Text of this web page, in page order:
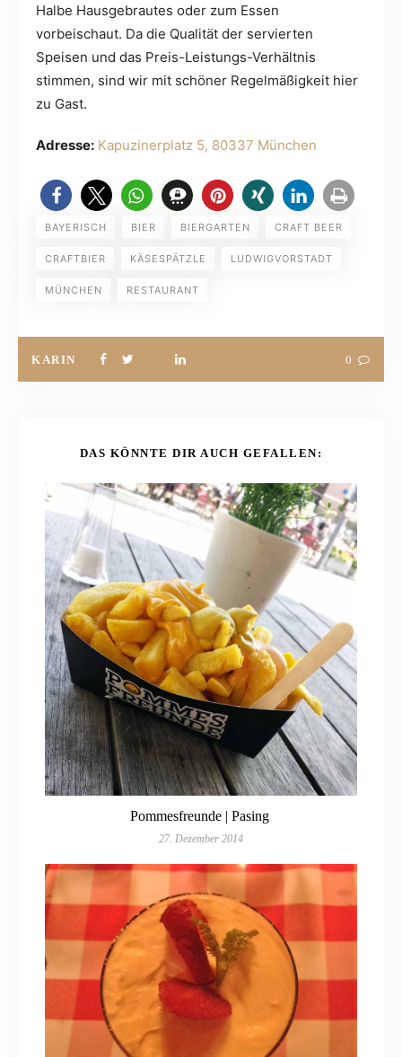
Halbe Hausgebrautes oder zum Essen
vorbeischaut. Da die Qualität der servierten
Speisen und das Preis-Leistungs-Verhältnis
stimmen, sind wir mit schöner Regelmäßigkeit hier
zu Gast.
Adresse: Kapuzinerplatz 5, 80337 München
BAYERISCH BIER BIERGARTEN CRAFT BEER
CRAFTBIER KÄSESPÄTZLE LUDWIGVORSTADT
MÜNCHEN RESTAURANT
KARIN 0
DAS KÖNNTE DIR AUCH GEFALLEN:
Pommesfreunde | Pasing
27. Dezember 2014